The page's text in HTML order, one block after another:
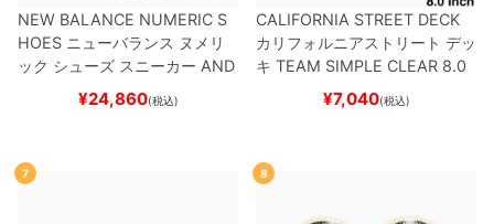
NEW BALANCE NUMERIC S
HOES ニューバランス ヌメリ
ック シューズ スニーカー AND
REW REYNOLDS 933
BLACK/NAVYスケートボ
¥24,860(税込)
CALIFORNIA STREET DECK
カリフォルニアストリート デッ
キ TEAM SIMPLE CLEAR 8.0
ブランク（DSM）
ード スケボー
¥7,040(税込)
7 8